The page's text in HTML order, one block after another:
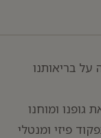
על בריאותנו
ומוחנו
פיזי ומנטלי